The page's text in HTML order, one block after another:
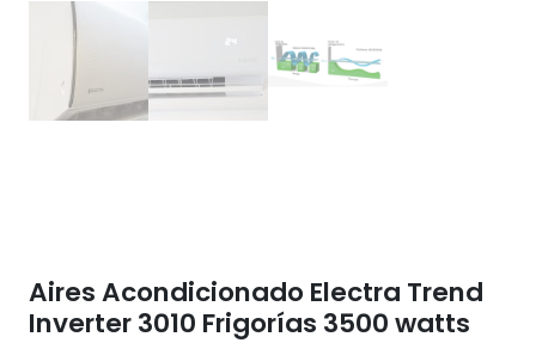
Aires Acondicionado Electra Trend
Inverter 3010 Frigorías 3500 watts